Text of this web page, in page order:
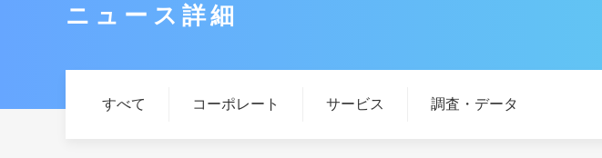
ニュース詳細
すべて コーポレート サービス 調査・データ